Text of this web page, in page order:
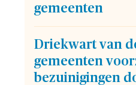
gemeenten
Driekwart van
gemeenten
bezuinigingen